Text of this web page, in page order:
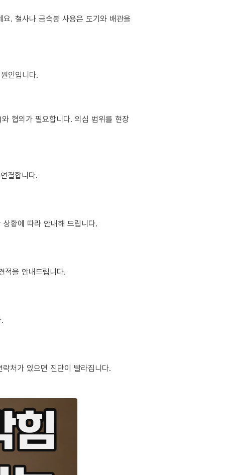
. 철사나 금속봉 사용은 도기와 배관을
인입니다.
협의가 필요합니다. 의심 범위를 현장
결합니다.
황에 따라 안내해 드립니다.
적을 안내드립니다.
처가 있으면 진단이 빨라집니다.